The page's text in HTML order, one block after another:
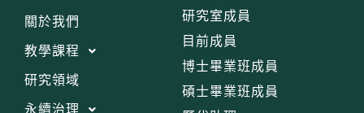
關於我們
教學課程
研究領域
永續治理
研究室成員
目前成員
博士畢業班成員
碩士畢業班成員